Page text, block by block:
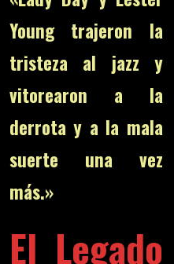
Young trajeron la
tristeza al jazz y
vitorearon a la
derrota y a la mala
suerte una vez
más.»
El Legado